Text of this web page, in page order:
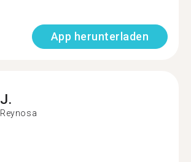
App herunterladen
J.
Reynosa